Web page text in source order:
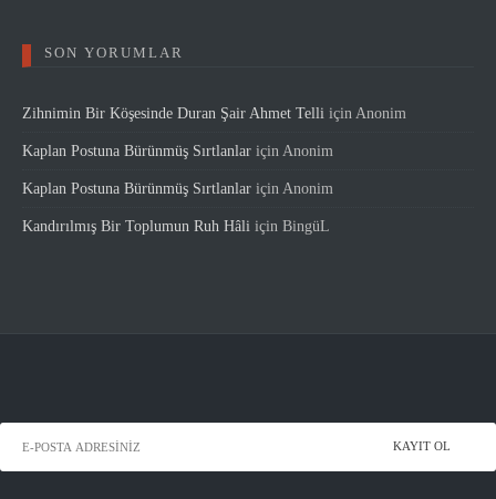
SON YORUMLAR
Zihnimin Bir Köşesinde Duran Şair Ahmet Telli için Anonim
Kaplan Postuna Bürünmüş Sırtlanlar için Anonim
Kaplan Postuna Bürünmüş Sırtlanlar için Anonim
Kandırılmış Bir Toplumun Ruh Hâli için BingüL